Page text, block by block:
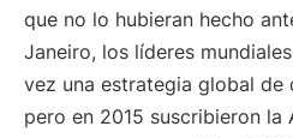
que no lo hubieran hecho
Janeiro, los líderes
vez una estrategia global de
pero en 2015 suscribieron la